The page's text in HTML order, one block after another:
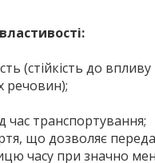
(стійкість до впливу
речовин);
час транспортування;
що дозволяє
часу при значно